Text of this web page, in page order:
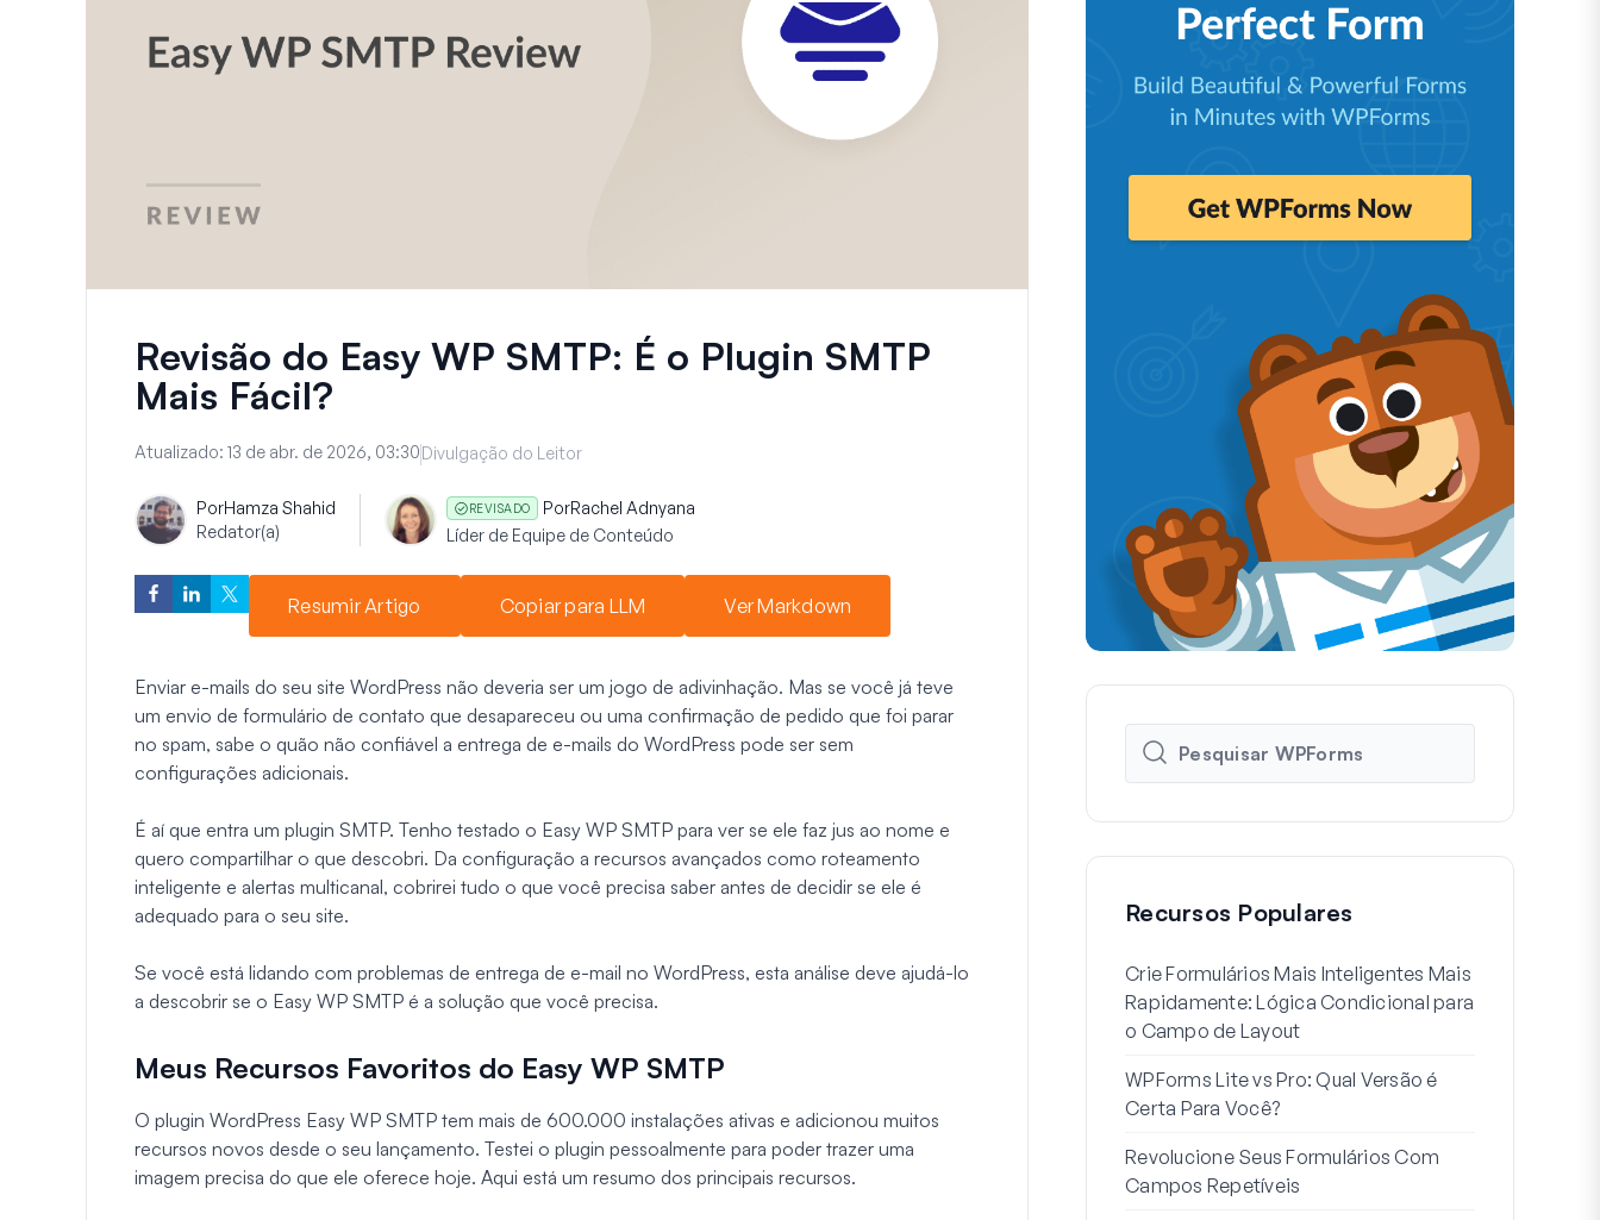
Revisão do Easy WP SMTP: É o Plugin SMTP
Mais Fácil?
Atualizado: 13 de abr. de 2026, 03:30Divulgação do Leitor
PorHamza Shahid
Redator(a)
REVISADO PorRachel Adnyana
Líder de Equipe de Conteúdo
Resumir Artigo Copiar para LLM Ver Markdown
Enviar e-mails do seu site WordPress não deveria ser um jogo de adivinhação. Mas se você já teve
um envio de formulário de contato que desapareceu ou uma confirmação de pedido que foi parar
no spam, sabe o quão não confiável a entrega de e-mails do WordPress pode ser sem
configurações adicionais.
É aí que entra um plugin SMTP. Tenho testado o Easy WP SMTP para ver se ele faz jus ao nome e
quero compartilhar o que descobri. Da configuração a recursos avançados como roteamento
inteligente e alertas multicanal, cobrirei tudo o que você precisa saber antes de decidir se ele é
adequado para o seu site.
Se você está lidando com problemas de entrega de e-mail no WordPress, esta análise deve ajudá-lo
a descobrir se o Easy WP SMTP é a solução que você precisa.
Meus Recursos Favoritos do Easy WP SMTP
O plugin WordPress Easy WP SMTP tem mais de 600.000 instalações ativas e adicionou muitos
recursos novos desde o seu lançamento. Testei o plugin pessoalmente para poder trazer uma
imagem precisa do que ele oferece hoje. Aqui está um resumo dos principais recursos.
Recursos Populares
Crie Formulários Mais Inteligentes Mais
Rapidamente: Lógica Condicional para
o Campo de Layout
WPForms Lite vs Pro: Qual Versão é
Certa Para Você?
Revolucione Seus Formulários Com
Campos Repetíveis